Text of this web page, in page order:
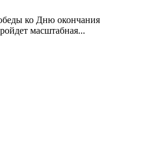
ко Дню окончания
масштабная...